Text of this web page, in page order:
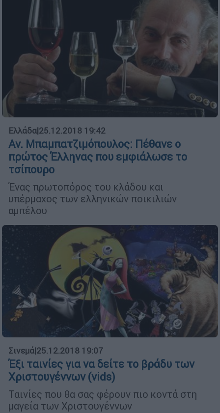
Ελλάδα|25.12.2018 19:42
Αν. Μπαμπατζιμόπουλος: Πέθανε ο
πρώτος Έλληνας που εμφιάλωσε το
τσίπουρο
Ένας πρωτοπόρος του κλάδου και
υπέρμαχος των ελληνικών ποικιλιών
αμπέλου
Σινεμά|25.12.2018 19:07
Έξι ταινίες για να δείτε το βράδυ των
Χριστουγέννων (vids)
Ταινίες που θα σας φέρουν πιο κοντά στη
μαγεία των Χριστουγέννων